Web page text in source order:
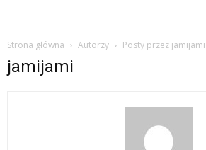
Strona główna Autorzy Posty przez jamijami
jamijami